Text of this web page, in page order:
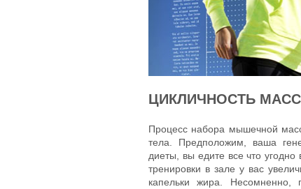
ЦИКЛИЧНОСТЬ
Процесс набора мышечной
тела. Предположим, ваша
диеты, вы едите все что
тренировки в зале у вас
капельки жира. Несомненно,